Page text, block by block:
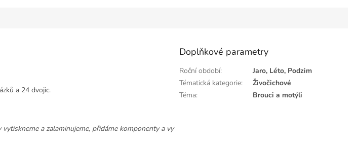
a 24 dvojic.
vytiskneme a zalaminujeme, přidáme komponenty a vy
Doplňkové parametry
Roční období:
Jaro, Léto, Podzim
Tématická kategorie:
Živočichové
Téma: Brouci a motýli